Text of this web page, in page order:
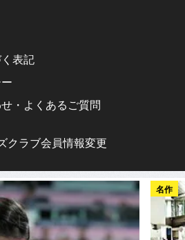
表記
・よくあるご質問
クラブ会員情報変更
名作